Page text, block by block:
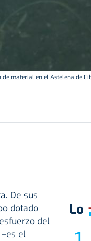
material en el Astelena de
De sus
dotado
del
–es el
Lo